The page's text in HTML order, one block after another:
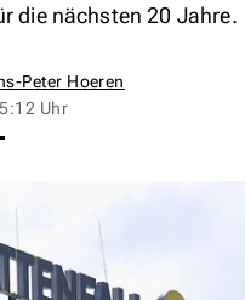
die nächsten 20 Jahre.
Peter Hoeren
Uhr